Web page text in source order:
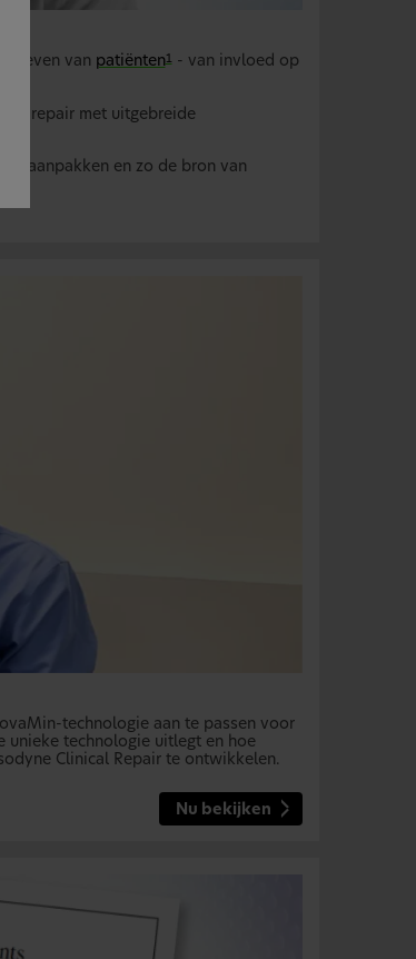
leven van patiënten1- van invloed op
repair met uitgebreide
aanpakken en zo de bron van
technologie aan te passen voor
unieke technologie uitlegt en hoe
Clinical Repair te ontwikkelen.
Nu bekijken